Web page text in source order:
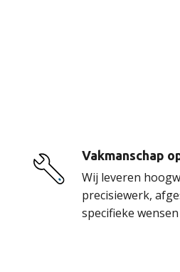
Vakmanschap
Wij leveren
precisiewerk,
specifieke